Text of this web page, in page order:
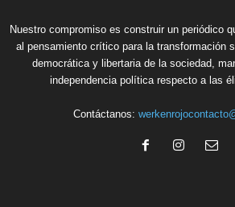
Nuestro compromiso es construir un periódico
al pensamiento crítico para la transformación
democrática y libertaria de la sociedad,
independencia política respecto a las
Contáctanos: